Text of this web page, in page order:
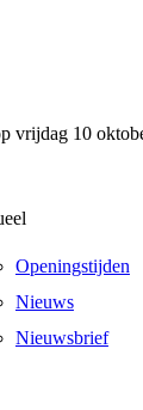
vrijdag 10
Openingstijden
Nieuws
Nieuwsbrief